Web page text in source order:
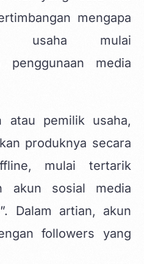
mengapa
usaha mulai
penggunaan media
atau pemilik usaha,
produknya secara
mulai tertarik
akun sosial media
Dalam artian, akun
followers yang